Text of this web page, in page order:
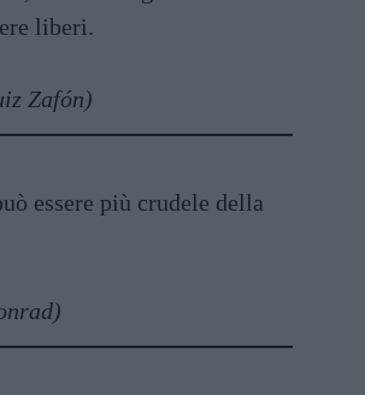
liberi.
Zafón)
essere più crudele della